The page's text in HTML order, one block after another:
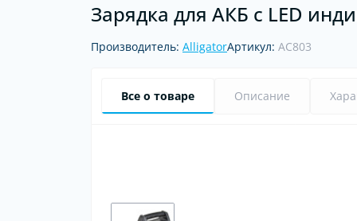
Зарядка для АКБ с LED
Производитель: AlligatorАртикул: AC803
Все о товаре Описание